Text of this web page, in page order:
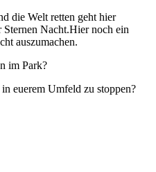
die Welt retten geht hier
Sternen Nacht.Hier noch ein
auszumachen.
im Park?
euerem Umfeld zu stoppen?